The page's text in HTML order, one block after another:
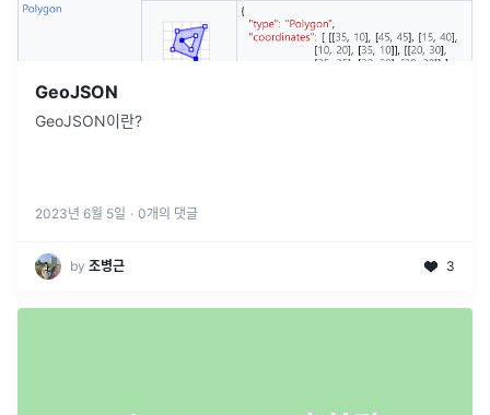
GeoJSON
GeoJSON이란?
2023년 6월 5일 · 0개의 댓글
by 조병근 3